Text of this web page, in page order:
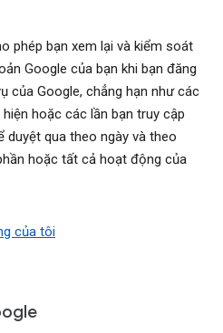
phép bạn xem lại và kiểm soát
Google của bạn khi bạn đăng
của Google, chẳng hạn như các
hoặc các lần bạn truy cập
duyệt qua theo ngày và theo
hoặc tất cả hoạt động của
của tôi